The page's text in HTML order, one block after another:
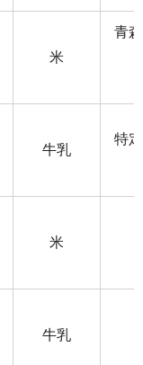
米
青
牛乳
特
米
牛乳